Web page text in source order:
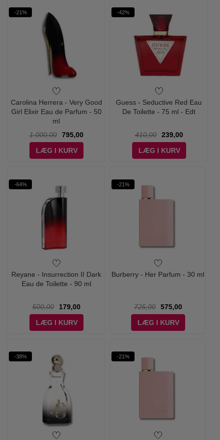
-21%
Carolina Herrera - Very Good
Girl Elixir Eau de Parfum - 50
ml
1.000,00
795,00
LÆG I KURV
-42%
Guess - Seductive Red Eau
De Toilette - 75 ml - Edt
410,00
239,00
LÆG I KURV
-64%
Reyane - Insurrection II Dark
Eau de Toilette - 90 ml
500,00
179,00
LÆG I KURV
-21%
Burberry - Her Parfum - 30 ml
725,00
575,00
LÆG I KURV
-38% -21%